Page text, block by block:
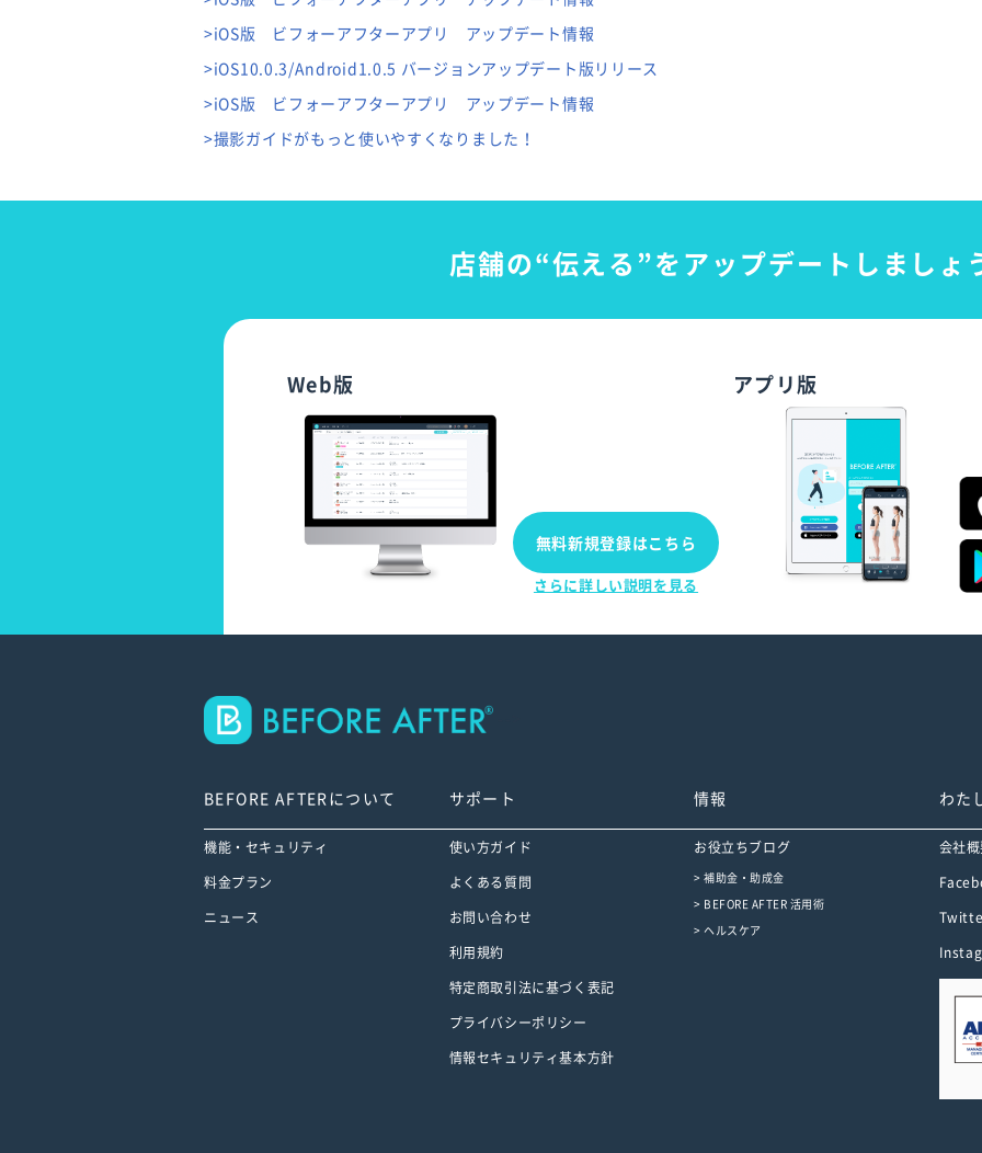
>iOS版 ビフォーアフターアプリ アップデート情報
>iOS10.0.3/Android1.0.5 バージョンアップデート版リリース
>iOS版 ビフォーアフターアプリ アップデート情報
>撮影ガイドがもっと使いやすくなりました！
店舗の“伝える”を アップデートしましょ
Web版
無料新規登録はこちら
さらに詳しい説明を見る
アプリ版
BEFORE AFTERについて サポート 情報 わた
機能・セキュリティ
料金プラン
ニュース
使い方ガイド
よくある質問
お問い合わせ
利用規約
特定商取引法に基づく表記
プライバシーポリシー
情報セキュリティ基本方針
お役立ちブログ
> 補助金・助成金
> BEFORE AFTER 活用術
> ヘルスケア
会社